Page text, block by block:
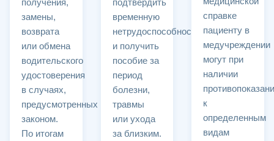
получения,
замены,
возврата
или обмена
водительского
удостоверения
в случаях,
предусмотренных
законом.
По итогам
подтвердить
временную
нетрудоспособность
и получить
пособие за
период
болезни,
травмы
или ухода
за близким.
справке
пациенту в
медучреждении
могут при
наличии
к
определенным
видам